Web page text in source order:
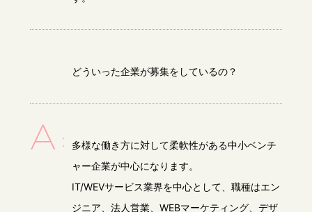
どういった企業が募集をしているの？
多様な働き方に対して柔軟性がある中小ベンチ
ャー企業が中心になります。
IT/WEVサービス業界を中心として、職種はエン
ジニア、法人営業、WEBマーケティング、デザ